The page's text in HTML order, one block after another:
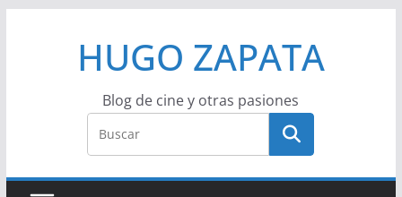
HUGO ZAPATA
Blog de cine y otras pasiones